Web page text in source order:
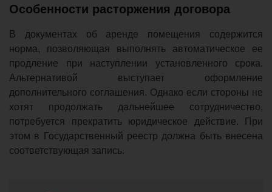
Особенности расторжения договора
В документах об аренде помещения содержится
норма, позволяющая выполнять автоматическое ее
продление при наступлении установленного срока.
Альтернативой выступает оформление
дополнительного соглашения. Однако если стороны не
хотят продолжать дальнейшее сотрудничество,
потребуется прекратить юридическое действие. При
этом в Государственный реестр должна быть внесена
соответствующая запись.